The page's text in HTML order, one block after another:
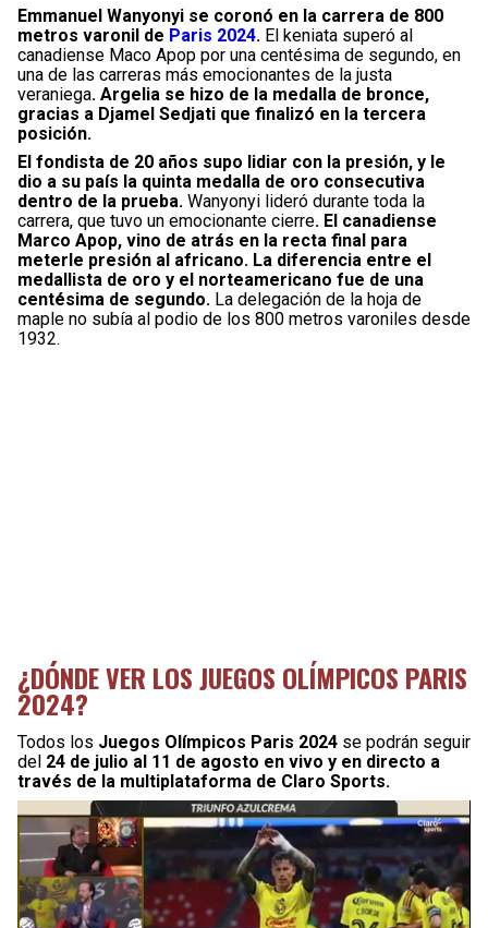
Emmanuel Wanyonyi se coronó en la carrera de 800
metros varonil de Paris 2024. El keniata superó al
canadiense Maco Apop por una centésima de segundo, en
una de las carreras más emocionantes de la justa
veraniega. Argelia se hizo de la medalla de bronce,
gracias a Djamel Sedjati que finalizó en la tercera
posición.
El fondista de 20 años supo lidiar con la presión, y le
dio a su país la quinta medalla de oro consecutiva
dentro de la prueba. Wanyonyi lideró durante toda la
carrera, que tuvo un emocionante cierre. El canadiense
Marco Apop, vino de atrás en la recta final para
meterle presión al africano. La diferencia entre el
medallista de oro y el norteamericano fue de una
centésima de segundo. La delegación de la hoja de
maple no subía al podio de los 800 metros varoniles desde
1932.
¿DÓNDE VER LOS JUEGOS OLÍMPICOS PARIS
2024?
Todos los Juegos Olímpicos Paris 2024 se podrán seguir
del 24 de julio al 11 de agosto en vivo y en directo a
través de la multiplataforma de Claro Sports.